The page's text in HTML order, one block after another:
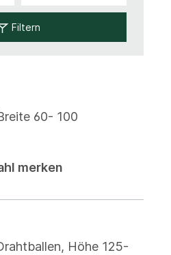
Filtern
60- 100
merken
Höhe 125-